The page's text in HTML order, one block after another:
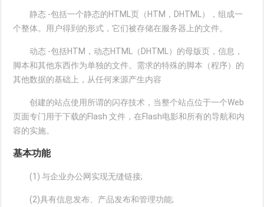
静态 -包括一个静态的HTML页（HTM，DHTML），组成一
个整体。用户得到的形式，它们被存储在服务器上的文件。
动态 -包括HTM，动态HTML（DHTML）的母版页，信息，
脚本和其他东西作为单独的文件。需求的特殊的脚本（程序）的
其他数据的基础上，从任何来源产生内容
创建的站点使用所谓的闪存技术，当整个站点位于一个Web
页面专门用于下载的Flash 文件，在Flash电影和所有的导航和内
容的实施。
基本功能
(1) 与企业办公网实现无缝链接;
(2)具有信息发布、产品发布和管理功能;